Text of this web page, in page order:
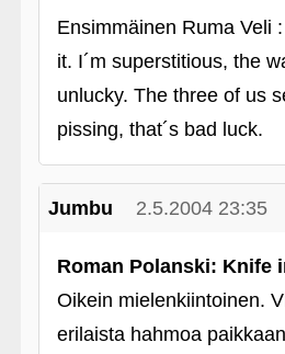
Ensimmäinen Ruma Veli
it. I´m superstitious, the
unlucky. The three of us
pissing, that´s bad luck.
Jumbu 2.5.2004 23:35
Roman Polanski: Knife
Oikein mielenkiintoinen.
erilaista hahmoa